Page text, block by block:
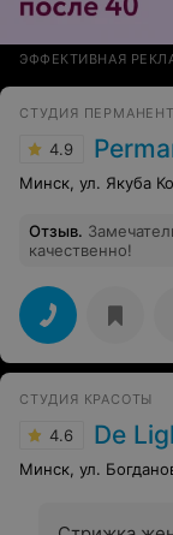
ЭФФЕКТИВНАЯ
СТУДИЯ
4.9
Минск, ул. Якуба
Отзыв.
качественно!
СТУДИЯ КРАСОТЫ
4.6 De
Минск, ул.